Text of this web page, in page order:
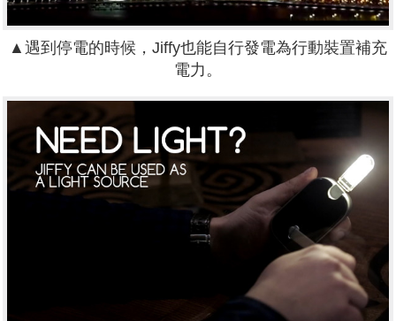
▲遇到停電的時候，Jiffy也能自行發電為行動裝置補充
電力。